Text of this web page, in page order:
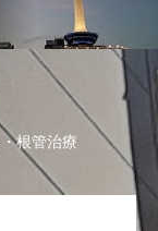
根管治療